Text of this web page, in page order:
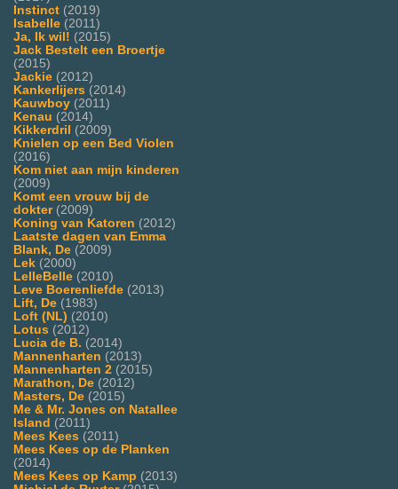
Instinct (2019)
Isabelle (2011)
Ja, Ik wil! (2015)
Jack Bestelt een Broertje
(2015)
Jackie (2012)
Kankerlijers (2014)
Kauwboy (2011)
Kenau (2014)
Kikkerdril (2009)
Knielen op een Bed Violen
(2016)
Kom niet aan mijn kinderen
(2009)
Komt een vrouw bij de
dokter(2009)
Koning van Katoren (2012)
Laatste dagen van Emma
Blank, De (2009)
Lek (2000)
LelleBelle (2010)
Leve Boerenliefde (2013)
Lift, De (1983)
Loft (NL) (2010)
Lotus (2012)
Lucia de B. (2014)
Mannenharten (2013)
Mannenharten 2 (2015)
Marathon, De (2012)
Masters, De (2015)
Me & Mr. Jones on Natallee
Island (2011)
Mees Kees (2011)
Mees Kees op de Planken
(2014)
Mees Kees op Kamp (2013)